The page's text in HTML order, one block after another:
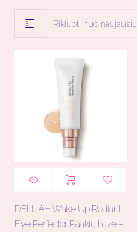
Rikiuoti nuo naujausių
DELILAH Wake Up Radiant
Eye Perfector Paakių bazė –